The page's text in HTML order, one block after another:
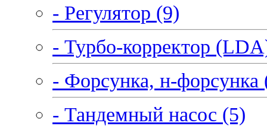
- Регулятор (9)
- Турбо-корректор
- Форсунка, н-форсунка
- Тандемный насос (5)